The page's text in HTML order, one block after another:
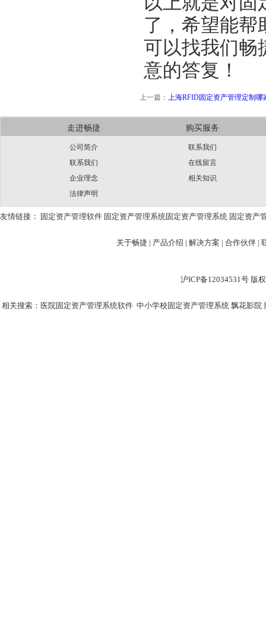
了，希望能帮
可以找我们畅
意的答复！
上一篇： 上海RFID固定资产管理定制哪
走进畅捷
公司简介
联系我们
企业理念
法律声明
购买服务
联系我们
在线留言
相关知识
友情链接： 固定资产管理软件 固定资产管理系统固定资产管理系统 固定资产
关于畅捷 | 产品介绍 | 解决方案 | 合作伙伴 |
沪ICP备12034531号 版
相关搜索： 医院固定资产管理系统软件 中小学校固定资产管理系统 飘花影院